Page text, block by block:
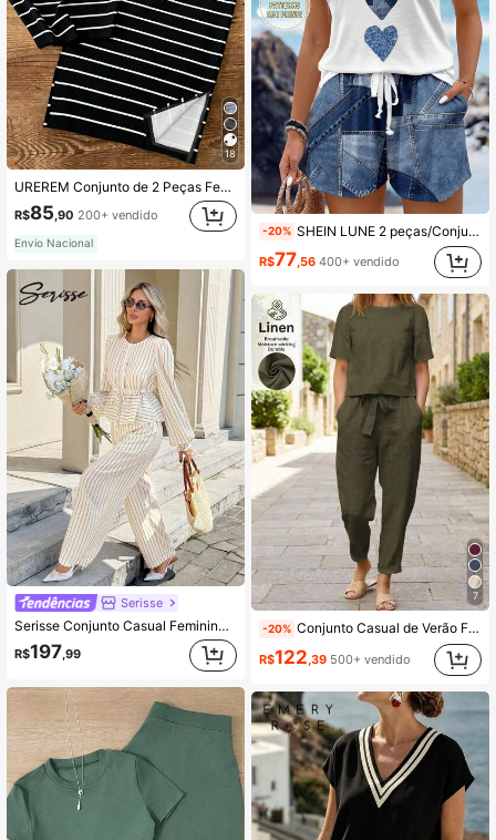
18
UREREM Conjunto de 2 Peças Feminino Colete e Saia Listrada com Contraste de Cor, Casual Elegante para Festa, Praia, com Fenda e Textura Canelada, Preto, Verão, Vacationcore, Resort Wear
R$85,90 200+ vendido
Envio Nacional
Serisse
Serisse Conjunto Casual Feminino de Camisa de Manga Longa com Amarração na Cintura Listrada e Calça Pantalona
R$197,99
-20% SHEIN LUNE 2 peças/Conjunto Regata Feminina de Verão com Decote Redondo e Sem Mangas, Adequada para Sair, Casual
R$77 ,56 400+ vendido
7
-20% Conjunto Casual de Verão Feminino com 2 Peças, Adequado para Férias Casuais e Uso Diário, Roupa de Passeio de Verão, Material de Linho Elegante
R$122 ,39 500+ vendido